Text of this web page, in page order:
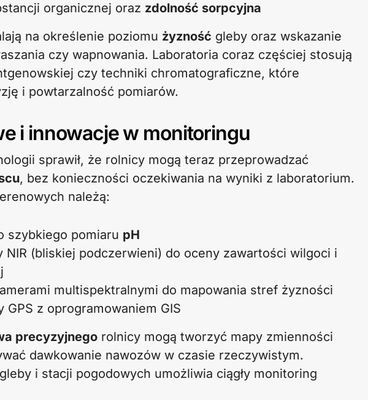
organicznej oraz zdolność sorpcyjna
na określenie poziomu żyzność gleby oraz wskazanie
czy wapnowania. Laboratoria coraz częściej stosują
czy techniki chromatograficzne, które
i powtarzalność pomiarów.
i innowacje w monitoringu
sprawił, że rolnicy mogą teraz przeprowadzać
, bez konieczności oczekiwania na wyniki z laboratorium.
należą:
szybkiego pomiaru pH
NIR (bliskiej podczerwieni) do oceny zawartości wilgoci i
multispektralnymi do mapowania stref żyzności
z oprogramowaniem GIS
precyzyjnego rolnicy mogą tworzyć mapy zmienności
dawkowanie nawozów w czasie rzeczywistym.
i stacji pogodowych umożliwia ciągły monitoring